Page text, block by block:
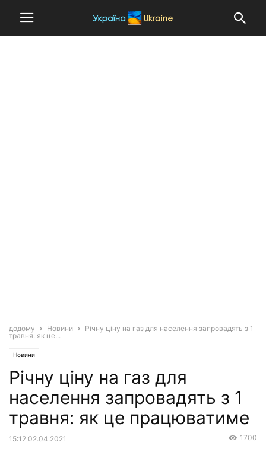
додому Новини
Річну ціну на газ для населення запровадять з 1
травня: як це...
Новини
Річну ціну на газ для
населення запровадять з 1
травня: як це працюватиме
15:12 02.04.2021 1700